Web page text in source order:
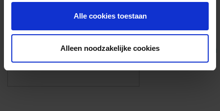
Alle cookies toestaan
Alleen noodzakelijke cookies Eigen foto’s